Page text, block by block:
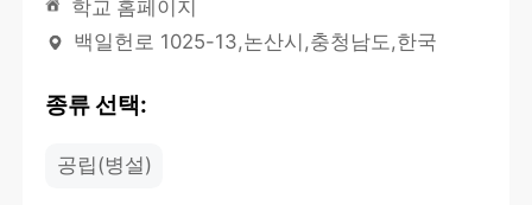
학교 홈페이지
백일헌로 1025-13,논산시,충청남도,한국
종류 선택:
공립(병설)